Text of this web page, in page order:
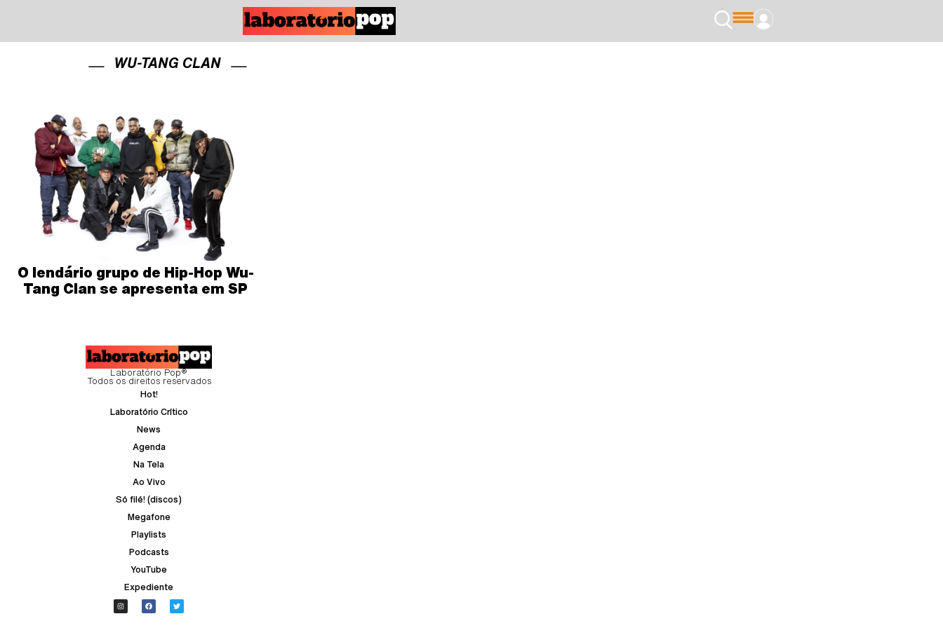
WU-TANG CLAN
O lendário grupo de Hip-Hop Wu-
Tang Clan se apresenta em SP
Laboratório Pop®
Todos os direitos reservados
Hot!
Laboratório Crítico
News
Agenda
Na Tela
Ao Vivo
Só filé! (discos)
Megafone
Playlists
Podcasts
YouTube
Expediente